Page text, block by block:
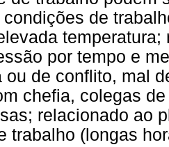
de
por tempo e
ou de conflito, mal
chefia, colegas
relacionado ao
trabalho (longas